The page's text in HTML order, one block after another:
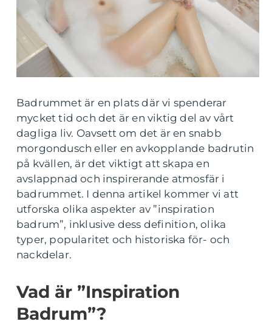
Badrummet är en plats där vi spenderar
mycket tid och det är en viktig del av vårt
dagliga liv. Oavsett om det är en snabb
morgondusch eller en avkopplande badrutin
på kvällen, är det viktigt att skapa en
avslappnad och inspirerande atmosfär i
badrummet. I denna artikel kommer vi att
utforska olika aspekter av ”inspiration
badrum”, inklusive dess definition, olika
typer, popularitet och historiska för- och
nackdelar.
Vad är ”Inspiration
Badrum”?